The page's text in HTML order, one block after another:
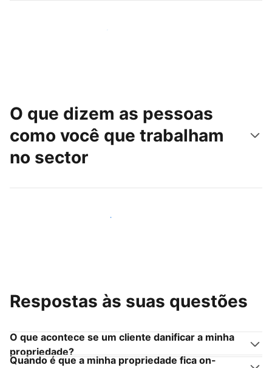
Chegue hoje mesmo a novas pessoas
O que dizem as pessoas
como você que trabalham
no sector
Junte-se a outros anfitriões como você
Respostas às suas questões
O que acontece se um cliente danificar a minha
propriedade?
Quando é que a minha propriedade fica on-